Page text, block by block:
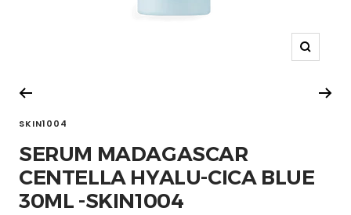
Zoom
SKIN1004
SERUM MADAGASCAR
CENTELLA HYALU-CICA BLUE
30ML -SKIN1004